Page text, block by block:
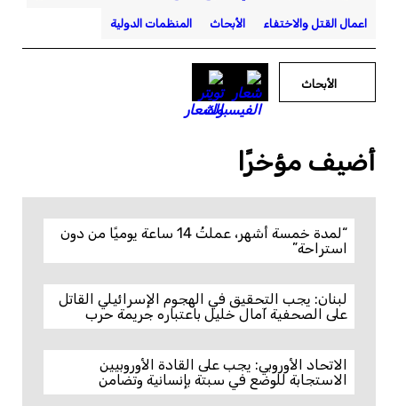
اعمال القتل والاختفاء الأبحاث المنظمات الدولية
الأبحاث
أضيف مؤخرًا
“لمدة خمسة أشهر، عملتُ 14 ساعة يوميًا من دون
استراحة”
لبنان: يجب التحقيق في الهجوم الإسرائيلي القاتل
على الصحفية آمال خليل باعتباره جريمة حرب
الاتحاد الأوروبي: يجب على القادة الأوروبيين
الاستجابة للوضع في سبتة بإنسانية وتضامن